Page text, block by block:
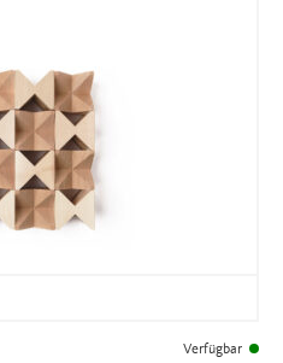
Verfügbar